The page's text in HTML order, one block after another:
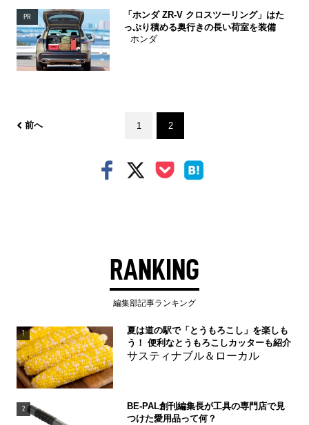
PR
「ホンダ ZR-V クロスツーリング」はた
っぷり積める奥行きの長い荷室を装備
ホンダ
前へ 1 2
RANKING
編集部記事ランキング
1
夏は道の駅で「とうもろこし」を楽しも
う！ 便利なとうもろこしカッターも紹介
サスティナブル＆ローカル
2
BE-PAL創刊編集長が工具の専門店で見
つけた愛用品って何？